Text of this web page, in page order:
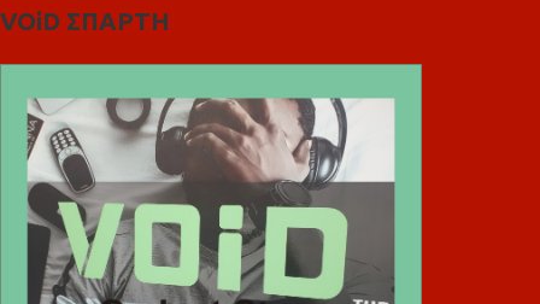
VOiD ΣΠΑΡΤΗ